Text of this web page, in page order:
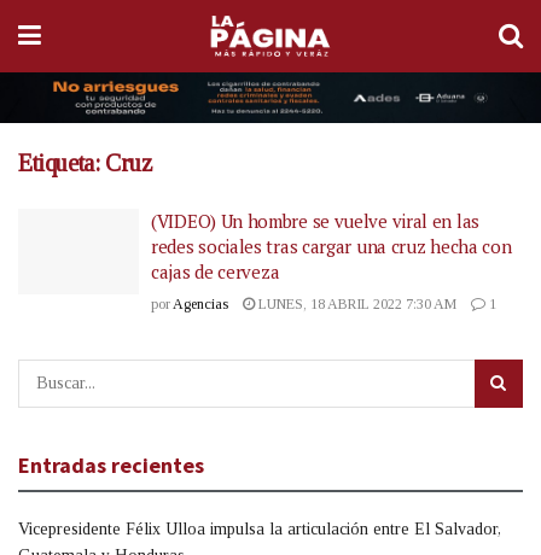
Etiqueta: Cruz
(VIDEO) Un hombre se vuelve viral en las
redes sociales tras cargar una cruz hecha con
cajas de cerveza
por Agencias LUNES, 18 ABRIL 2022 7:30 AM 1
Entradas recientes
Vicepresidente Félix Ulloa impulsa la articulación entre El Salvador,